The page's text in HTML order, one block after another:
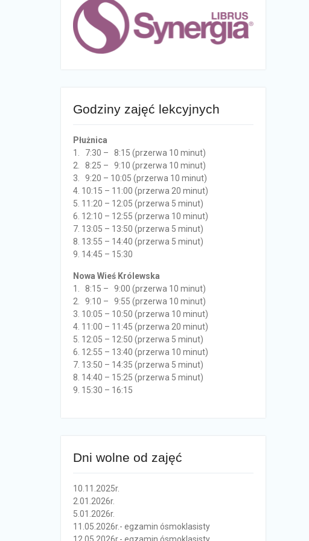
Godziny zajęć lekcyjnych
Płużnica
1. 7:30 – 8:15 (przerwa 10 minut)
2. 8:25 – 9:10 (przerwa 10 minut)
3. 9:20 – 10:05 (przerwa 10 minut)
4. 10:15 – 11:00 (przerwa 20 minut)
5. 11:20 – 12:05 (przerwa 5 minut)
6. 12:10 – 12:55 (przerwa 10 minut)
7. 13:05 – 13:50 (przerwa 5 minut)
8. 13:55 – 14:40 (przerwa 5 minut)
9. 14:45 – 15:30
Nowa Wieś Królewska
1. 8:15 – 9:00 (przerwa 10 minut)
2. 9:10 – 9:55 (przerwa 10 minut)
3. 10:05 – 10:50 (przerwa 10 minut)
4. 11:00 – 11:45 (przerwa 20 minut)
5. 12:05 – 12:50 (przerwa 5 minut)
6. 12:55 – 13:40 (przerwa 10 minut)
7. 13:50 – 14:35 (przerwa 5 minut)
8. 14:40 – 15:25 (przerwa 5 minut)
9. 15:30 – 16:15
Dni wolne od zajęć
10.11.2025r.
2.01.2026r.
5.01.2026r.
11.05.2026r.- egzamin ósmoklasisty